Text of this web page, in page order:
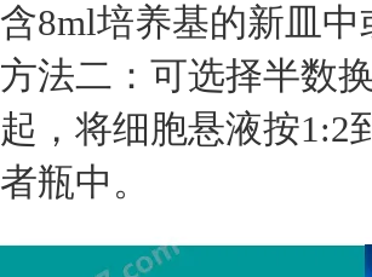
含8ml培养基的新皿中
方法二：可选择半数
起，将细胞悬液按1:2
者瓶中。